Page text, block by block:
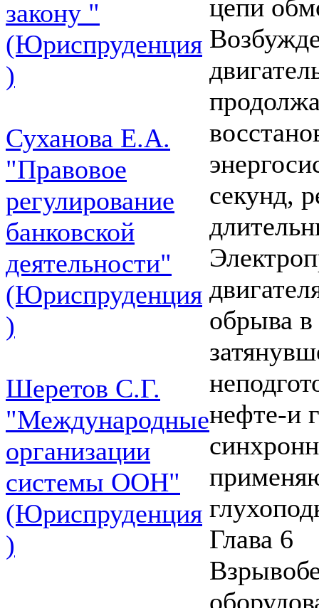
закону "
(Юриспруденция
)
Суханова Е.А.
"Правовое
регулирование
банковской
деятельности"
(Юриспруденция
)
Шеретов С.Г.
"Международные
организации
системы ООН"
(Юриспруденция
)
цепи
секунд,
обрыва
нефте-и
Глава 6